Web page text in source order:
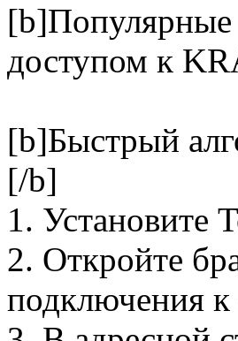
[b]Популярные
доступом к
[b]Быстрый
[/b]
1. Установите
2. Откройте
подключения к